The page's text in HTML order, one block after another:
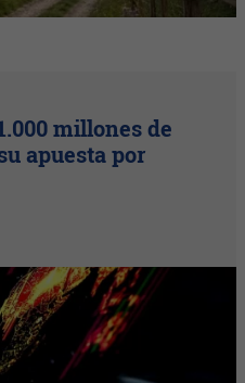
millones de
apuesta por